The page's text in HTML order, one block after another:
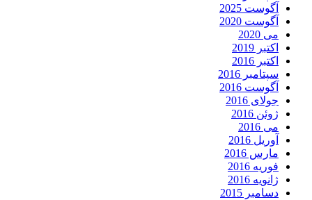
آگوست 2025
آگوست 2020
می 2020
اکتبر 2019
اکتبر 2016
سپتامبر 2016
آگوست 2016
جولای 2016
ژوئن 2016
می 2016
آوریل 2016
مارس 2016
فوریه 2016
ژانویه 2016
دسامبر 2015